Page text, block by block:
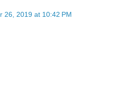
26, 2019 at 10:42 PM